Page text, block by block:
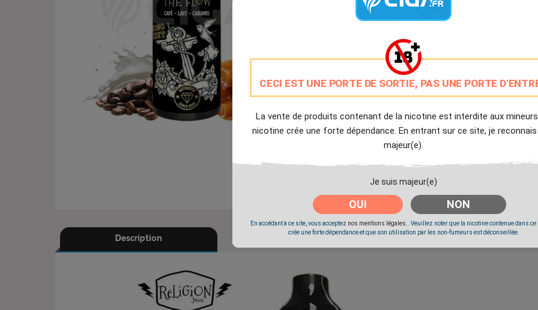
CECI EST UNE PORTE DE SORTIE, PAS UNE PORTE
La vente de produits contenant de la nicotine est interdite aux
nicotine crée une forte dépendance. En entrant sur ce site, je
majeur(e).
Je suis majeur(e)
OUI NON
En accédant à ce site, vous acceptez nos mentions légales.. Veuillez noter que la nicotine contenue dans
crée une forte dépendance et que son utilisation par les non-fumeurs est déconseillée.
9.7/10
Avis client de Ciga.fr
Livraison Offerte
à partir de 20€
Expédition Immédiate
Commande passée avant 14h
Partager Tweet
Description